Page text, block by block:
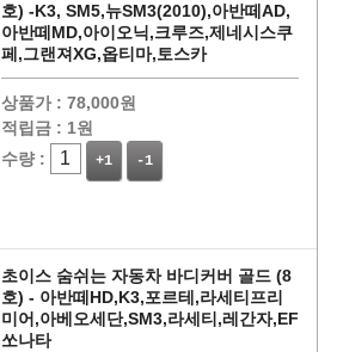
호) -K3, SM5,뉴SM3(2010),아반떼AD,
아반떼MD,아이오닉,크루즈,제네시스쿠
페,그랜져XG,옵티마,토스카
상품가 : 78,000원
적립금 : 1원
수량 :
+1 -1
초이스 숨쉬는 자동차 바디커버 골드 (8
호) - 아반떼HD,K3,포르테,라세티프리
미어,아베오세단,SM3,라세티,레간자,EF
쏘나타